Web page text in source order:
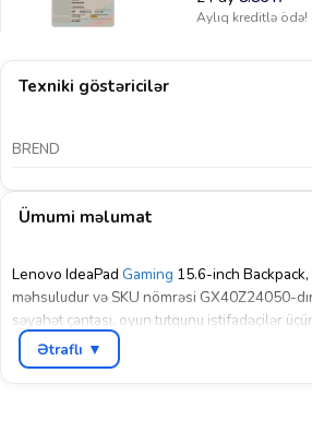
Aylıq kreditlə ödə!
Texniki göstəricilər
BREND
Ümumi məlumat
Lenovo IdeaPad Gaming 15.6-inch
məhsuludur və SKU nömrəsi GX40Z24050-
səyahət çantası, oyun tutqunu istifadəçilər
Bu çanta, geniş və şık dizaynı ilə diqqəti cəlb
Ətraflı ▼